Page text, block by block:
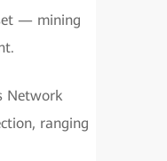
— mining
Network
ranging